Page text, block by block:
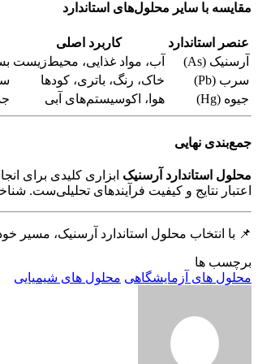
مقایسه با سایر محلول‌های استاندارد
عنصر استاندارد کاربرد اصلی
آرسنیک (As)
آب، مواد غذایی، محیط‌زیست
سرب (Pb)
خاک، رنگ، باتری، کودها
جیوه (Hg)
هوا، اکو‌سیستم‌های آبی
جمع‌بندی نهایی
محلول استاندارد آرسنیک ابزاری کلیدی برای
اعتبار نتایج و کیفیت فرآیندهای تحلیلی‌ست.
📌 با انتخاب محلول استاندارد آرسنیک، مسیر
برچسب ها
محلول های آزمایشگاهی محلول های شیمیایی